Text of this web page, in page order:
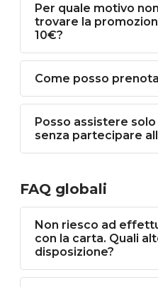
Per quale motivo
trovare la
10€?
Come posso
Posso assistere
senza partecipare
FAQ globali
Non riesco ad
con la carta. Quali
disposizione?